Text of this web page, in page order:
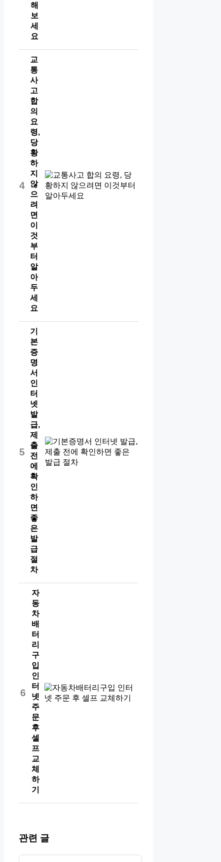
해
보
세
요
4
교
통
사
고
합
의
요
령,
당
황
하
지
않
으
려
면
이
것
부
터
알
아
두
세
요
5
기
본
증
명
서
인
터
넷
발
급,
제
출
전
에
확
인
하
면
좋
은
발
급
절
차
6
자
동
차
배
터
리
구
입
인
터
넷
주
문
후
셀
프
교
체
하
기
관련 글